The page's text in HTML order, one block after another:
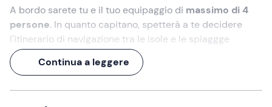
A bordo sarete tu e il tuo equipaggio di massimo di 4
persone. In quanto capitano, spetterà a te decidere
l'itinerario di navigazione tra le isole e le spiaggge
dell'Arcipelago della Maddalena
Un'occasione per trascorrere
relaxin compagnia!
Continua a leggere